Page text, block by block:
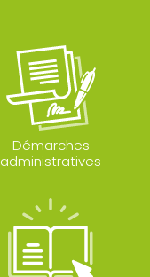
Démarches
administratives